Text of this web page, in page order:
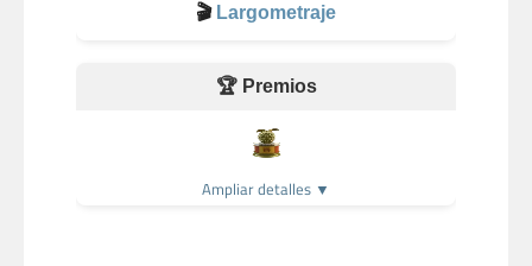
🎬 Largometraje
🏆 Premios
Ampliar detalles ▼